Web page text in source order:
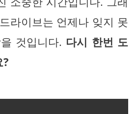
라이브는 언제나 잊지 못
것입니다. 다시 한번 도